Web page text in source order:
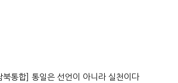
북통합] 통일은 선언이 아니라 실천이다